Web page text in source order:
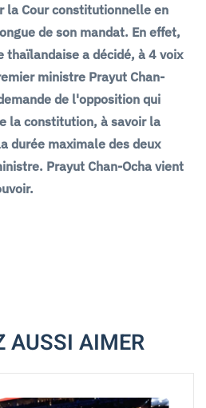
la Cour constitutionnelle en
de son mandat. En effet,
a décidé, à 4 voix
ministre Prayut Chan-
de l'opposition qui
la constitution, à savoir la
durée maximale des deux
Prayut Chan-Ocha vient
AUSSI AIMER